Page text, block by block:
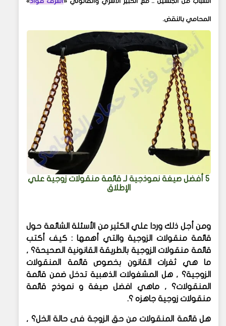
المحامي بالنقض.
5 أفضل صيغة نموذجية لـ قائمة منقولات زوجية علي
الإطلاق
ومن أجل ذلك وردا علي الكثير من الأسئلة الشائعة حول
قائمة منقولات الزوجية والتي أهمها : كيف أكتب
قائمة منقولات الزوجية بالطريقة القانونية الصحيحة؟ ,
ما هي ثغرات القانون بخصوص قائمة المنقولات
الزوجية؟ , هل المشغولات الذهبية تدخل ضمن قائمة
المنقولات؟ , ماهي افضل صيغة و نموذج قائمة
منقولات زوجية جاهزه ؟.
هل قائمة المنقولات من حق الزوجة فى حالة الخل؟ ,